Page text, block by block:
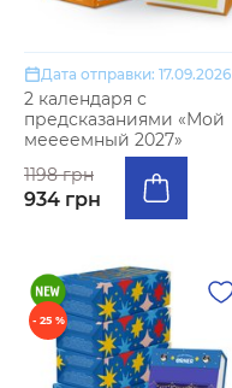
Дата отправки: 17.09.2026
2 календаря с
предсказаниями «Мой
меееемный 2027»
1198 грн
934 грн
- 25 %